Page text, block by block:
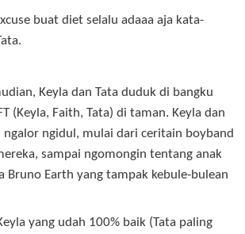
buat diet selalu adaaa aja kata-
Keyla dan Tata duduk di bangku
(Keyla, Faith, Tata) di taman. Keyla dan
ngalor ngidul, mulai dari ceritain boyband
sampai ngomongin tentang anak
Bruno Earth yang tampak kebule-bulean
yang udah 100% baik (Tata paling